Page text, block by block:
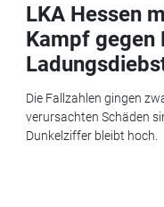
LKA Hessen
Kampf gegen
Die Fallzahlen gingen
verursachten Schäden
Dunkelziffer bleibt hoch.